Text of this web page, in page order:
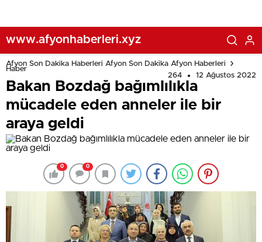
www.afyonhaberleri.xyz
Afyon Son Dakika Haberleri Afyon Son Dakika Afyon Haberleri
Haber
264
12 Ağustos 2022
Bakan Bozdağ bağımlılıkla
mücadele eden anneler ile bir
araya geldi
0 0